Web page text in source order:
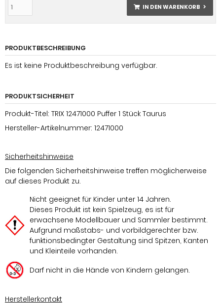
IN DEN WARENKORB
PRODUKTBESCHREIBUNG
Es ist keine Produktbeschreibung verfügbar.
PRODUKTSICHERHEIT
Produkt-Titel: TRIX 12471000 Puffer 1 Stück Taurus
Hersteller-Artikelnummer: 12471000
Sicherheitshinweise
Die folgenden Sicherheitshinweise treffen möglicherweise
auf dieses Produkt zu.
Nicht geeignet für Kinder unter 14 Jahren.
Dieses Produkt ist kein Spielzeug, es ist für
erwachsene Modellbauer und Sammler bestimmt.
Aufgrund maßstabs- und vorbildgerechter bzw.
funktionsbedingter Gestaltung sind Spitzen, Kanten
und Kleinteile vorhanden.
Darf nicht in die Hände von Kindern gelangen.
Herstellerkontakt